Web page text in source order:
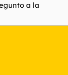
a la